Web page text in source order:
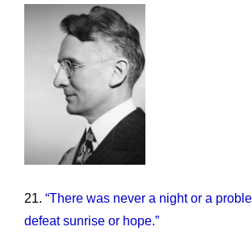
21. “There was never a night or a
defeat sunrise or hope.”